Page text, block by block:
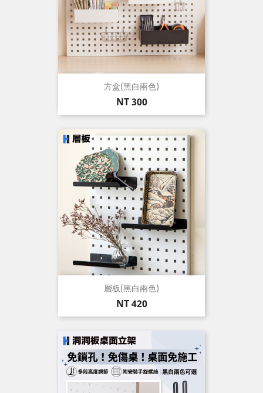
方盒(黑白兩色)
價
格
NT 300
層板(黑白兩色)
價
格
NT 420